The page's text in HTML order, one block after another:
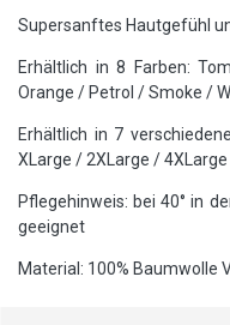
Supersanftes Hautgefühl
Erhältlich in 8 Farben:
Orange / Petrol / Smoke /
Erhältlich in 7
XLarge / 2XLarge /
Pflegehinweis: bei 40° in
geeignet
Material: 100% Baumwolle